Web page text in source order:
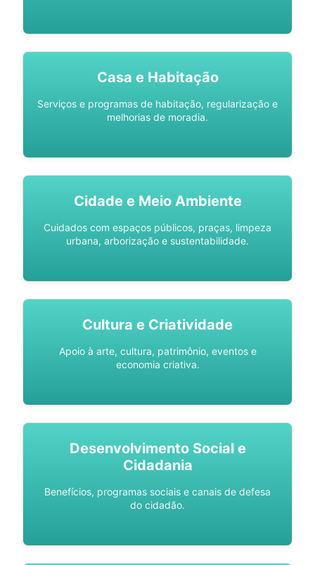
Casa e Habitação
Serviços e programas de habitação, regularização e
melhorias de moradia.
Cidade e Meio Ambiente
Cuidados com espaços públicos, praças, limpeza
urbana, arborização e sustentabilidade.
Cultura e Criatividade
Apoio à arte, cultura, patrimônio, eventos e
economia criativa.
Desenvolvimento Social e
Cidadania
Benefícios, programas sociais e canais de defesa
do cidadão.